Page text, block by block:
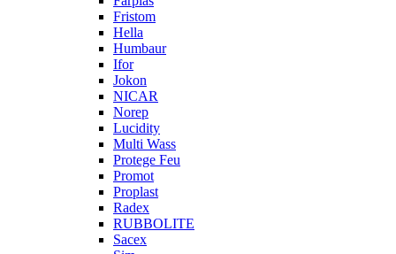
Fristom
Hella
Humbaur
Ifor
Jokon
NICAR
Norep
Lucidity
Multi Wass
Protege Feu
Promot
Proplast
Radex
RUBBOLITE
Sacex